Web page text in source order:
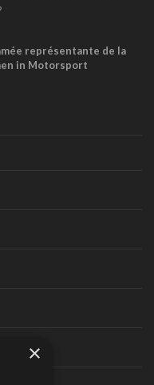
représentante de la
in Motorsport
×